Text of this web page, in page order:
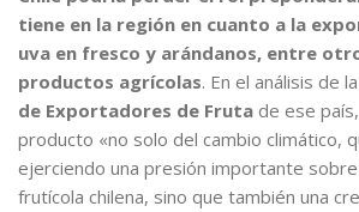
tiene en la región en cuanto a la
uva en fresco y arándanos, entre
productos agrícolas. En el análisis de la
de Exportadores de Fruta de ese
producto «no solo del cambio climático,
ejerciendo una presión importante
frutícola chilena, sino que también una